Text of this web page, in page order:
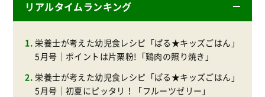
リアルタイムランキング
栄養士が考えた幼児食レシピ「ぱる★キッズごはん」
5月号｜ポイントは片栗粉!「鶏肉の照り焼き」
栄養士が考えた幼児食レシピ「ぱる★キッズごはん」
5月号｜初夏にピッタリ！「フルーツゼリー」